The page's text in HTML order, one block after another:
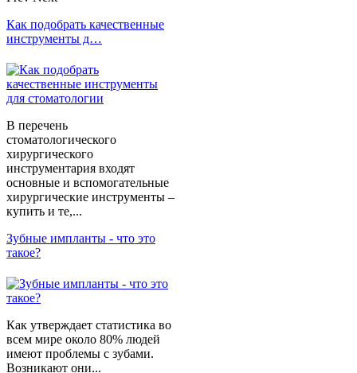
Как подобрать качественные
инструменты д…
В перечень
стоматологического
хирургического
инструментария входят
основные и вспомогательные
хирургические инструменты –
купить и те,...
Зубные импланты - что это
такое?
Как утверждает статистика во
всем мире около 80% людей
имеют проблемы с зубами.
Возникают они...